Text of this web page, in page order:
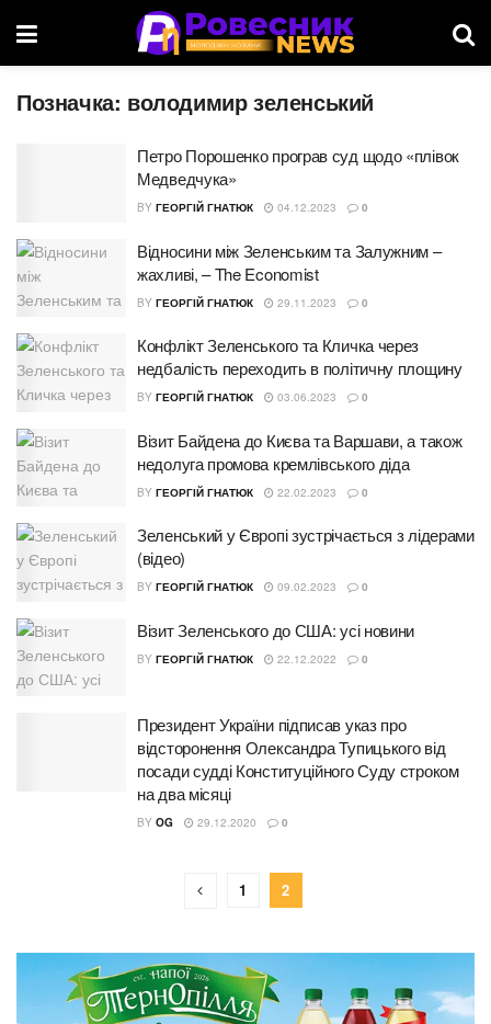
Позначка: володимир зеленський
Петро Порошенко програв суд щодо «плівок
Медведчука»
BY ГЕОРГІЙ ГНАТЮК 04.12.2023 0
Відносини між Зеленським та Залужним –
жахливі, – The Economist
BY ГЕОРГІЙ ГНАТЮК 29.11.2023 0
Конфлікт Зеленського та Кличка через
недбaлість переходить в політичну площину
BY ГЕОРГІЙ ГНАТЮК 03.06.2023 0
Візит Байдена до Києва та Варшави, а також
недолуга промова кремлівського діда
BY ГЕОРГІЙ ГНАТЮК 22.02.2023 0
Зеленський у Європі зустрічається з лідерами
(відео)
BY ГЕОРГІЙ ГНАТЮК 09.02.2023 0
Візит Зеленського до США: усі новини
BY ГЕОРГІЙ ГНАТЮК 22.12.2022 0
Президент України підписав указ про
відсторонення Олександра Тупицького від
посади судді Конституційного Суду строком
на два місяці
BY OG 29.12.2020 0
1 2